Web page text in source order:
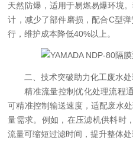
天然防爆，适用于易燃易爆环境
计，减少了部件磨损，配合C型
行，维护成本降低40%以上。
二、技术突破助力化工废水处
精准流量控制优化处理流程
可精准控制输送速度，适配废水
量需求。例如，在压滤机供料时
流量可缩短过滤时间，提升整体处